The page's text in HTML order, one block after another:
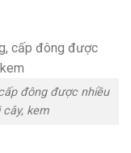
đông được nhiều
kem